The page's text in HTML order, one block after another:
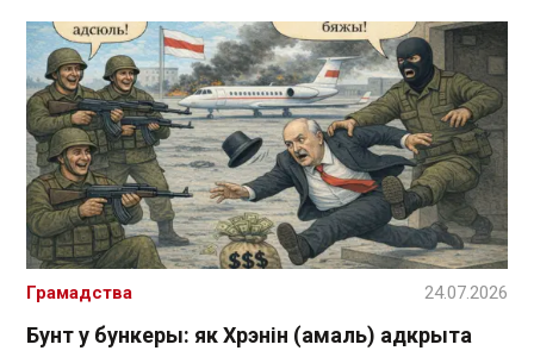
Бунт у бункеры: як Хрэнін (амаль) адкрыта
Грамадства 24.07.2026